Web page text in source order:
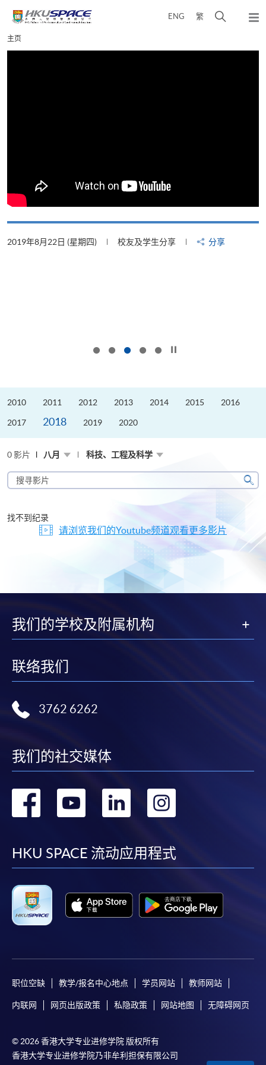
content
ENG 繁
弹
Main
content
主页
2019年8月22日 (星期四) 校友及学生分享 分享
2010 2011 2012 2013 2014 2015 2016
2017 2018 2019 2020
0 影片 八月 科技、工程及科学
搜
寻
片
搜
找不到纪录
请浏览我们的Youtube频道观看更多影片
我们的学校及附属机构
联络我们
3762 6262
我们的社交媒体
转
facebook
转
youtube
转
linkedin
转
HKU SPACE 流动应用程式
职位空缺 教学/报名中心地点 学员网站 教师网站
内联网 网页出版政策 私隐政策 网站地图 无障碍网页
© 2026 香港大学专业进修学院 版权所有
香港大学专业进修学院乃非牟利担保有限公司